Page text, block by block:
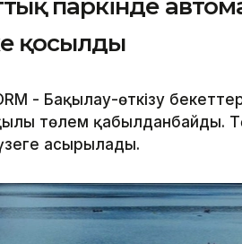
паркінде
қосылды
- Бақылау-өткізу
төлем қабылданбайды.
асырылады.